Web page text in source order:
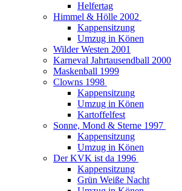
Helfertag
Himmel & Hölle 2002
Kappensitzung
Umzug in Könen
Wilder Westen 2001
Karneval Jahrtausendball 2000
Maskenball 1999
Clowns 1998
Kappensitzung
Umzug in Könen
Kartoffelfest
Sonne, Mond & Sterne 1997
Kappensitzung
Umzug in Könen
Der KVK ist da 1996
Kappensitzung
Grün Weiße Nacht